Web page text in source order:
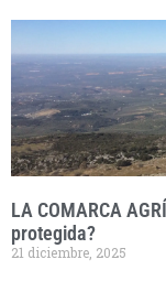
LA COMARCA
protegida?
21 diciembre, 2025